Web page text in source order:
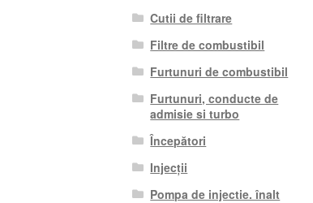
Cutii de filtrare
Filtre de combustibil
Furtunuri de combustibil
Furtunuri, conducte de
admisie si turbo
Începători
Injecții
Pompa de injectie. înalt